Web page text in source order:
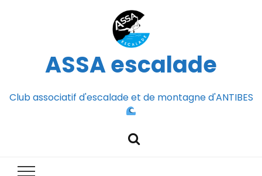
ASSA escalade
Club associatif d'escalade et de montagne d'ANTIBES